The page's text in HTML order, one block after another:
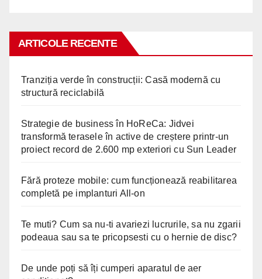
ARTICOLE RECENTE
Tranziția verde în construcții: Casă modernă cu
structură reciclabilă
Strategie de business în HoReCa: Jidvei
transformă terasele în active de creștere printr-un
proiect record de 2.600 mp exteriori cu Sun Leader
Fără proteze mobile: cum funcționează reabilitarea
completă pe implanturi All-on
Te muti? Cum sa nu-ti avariezi lucrurile, sa nu zgarii
podeaua sau sa te pricopsesti cu o hernie de disc?
De unde poți să îți cumperi aparatul de aer